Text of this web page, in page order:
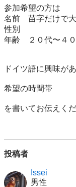
参加希望の方は
名前　苗字だけで大
性別
年齢　２０代〜４
ドイツ語に興味が
希望の時間帯
を書いてお伝えくだ
投稿者
Issei
男性